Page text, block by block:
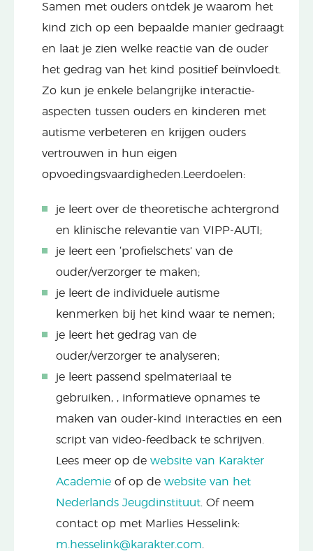
Samen met ouders ontdek je waarom het
kind zich op een bepaalde manier gedraagt
en laat je zien welke reactie van de ouder
het gedrag van het kind positief beïnvloedt.
Zo kun je enkele belangrijke interactie-
aspecten tussen ouders en kinderen met
autisme verbeteren en krijgen ouders
vertrouwen in hun eigen
opvoedingsvaardigheden.Leerdoelen:
je leert over de theoretische achtergrond
en klinische relevantie van VIPP-AUTI;
je leert een ‘profielschets’ van de
ouder/verzorger te maken;
je leert de individuele autisme
kenmerken bij het kind waar te nemen;
je leert het gedrag van de
ouder/verzorger te analyseren;
je leert passend spelmateriaal te
gebruiken, , informatieve opnames te
maken van ouder-kind interacties en een
script van video-feedback te schrijven.
Lees meer op de website van Karakter
Academie of op de website van het
Nederlands Jeugdinstituut . Of neem
contact op met Marlies Hesselink:
m.hesselink@karakter.com